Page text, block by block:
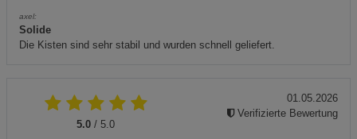
axel:
Solide
Die Kisten sind sehr stabil und wurden schnell geliefert.
5.0 / 5.0
01.05.2026
Verifizierte Bewertung